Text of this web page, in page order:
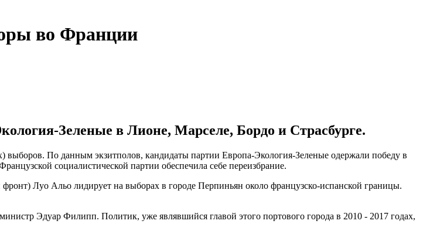
во Франции
Зеленые в Лионе, Марселе, Бордо и Страсбурге.
По данным экзитполов, кандидаты партии Европа-Экология-Зеленые одержали победу в
социалистической партии обеспечила себе переизбрание.
Луо Альо лидирует на выборах в городе Перпиньян около французско-испанской границы.
Эдуар Филипп. Политик, уже являвшийся главой этого портового города в 2010 - 2017 годах,